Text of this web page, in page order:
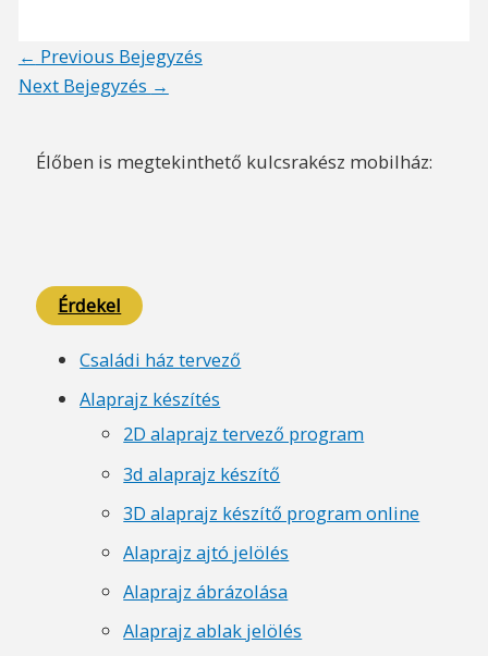
Post
navigation
← Previous Bejegyzés
Next Bejegyzés →
Élőben is megtekinthető kulcsrakész mobilház:
Érdekel
Családi ház tervező
Alaprajz készítés
2D alaprajz tervező program
3d alaprajz készítő
3D alaprajz készítő program online
Alaprajz ajtó jelölés
Alaprajz ábrázolása
Alaprajz ablak jelölés